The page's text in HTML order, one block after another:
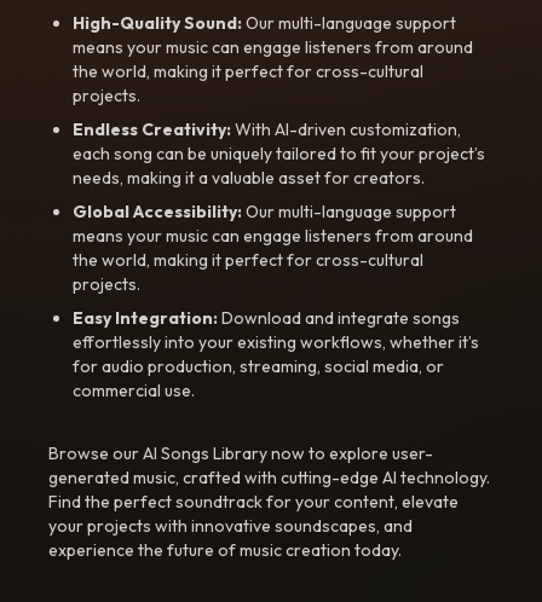
High-Quality Sound:Our multi-language support
means your music can engage listeners from around
the world, making it perfect for cross-cultural
projects.
Endless Creativity:With AI-driven customization,
each song can be uniquely tailored to fit your project’s
needs, making it a valuable asset for creators.
Global Accessibility:Our multi-language support
means your music can engage listeners from around
the world, making it perfect for cross-cultural
projects.
Easy Integration:Download and integrate songs
effortlessly into your existing workflows, whether it’s
for audio production, streaming, social media, or
commercial use.
Browse our AI Songs Library now to explore user-
generated music, crafted with cutting-edge AI technology.
Find the perfect soundtrack for your content, elevate
your projects with innovative soundscapes, and
experience the future of music creation today.